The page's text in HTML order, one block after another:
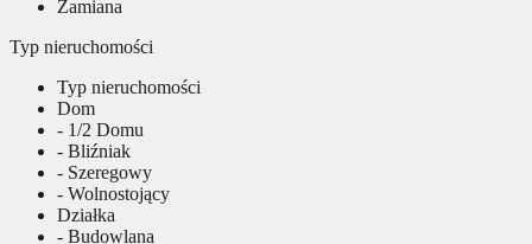
Zamiana
Typ nieruchomości
Typ nieruchomości
Dom
- 1/2 Domu
- Bliźniak
- Szeregowy
- Wolnostojący
Działka
- Budowlana